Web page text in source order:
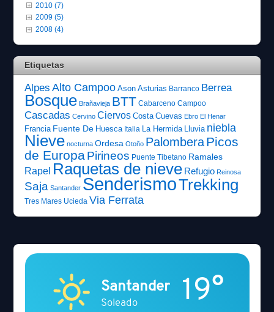
2010 (7)
2009 (5)
2008 (4)
Etiquetas
Alpes Alto Campoo Ason Asturias Barranco Berrea
Bosque Brañavieja BTT Cabarceno Campoo
Cascadas Cervino Ciervos Costa Cuevas Ebro El Henar
Francia Fuente De Huesca Italia La Hermida Lluvia niebla
Nieve nocturna Ordesa Otoño PalomberaPicos
de EuropaPirineos Puente Tibetano Ramales
Rapel Raquetas de nieve Refugio Reinosa
Saja Santander SenderismoTrekking
Tres Mares Ucieda Via Ferrata
Santander
Soleado 19°